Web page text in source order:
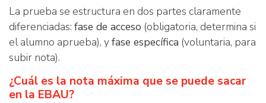
La prueba se estructura en dos partes claramente
diferenciadas: fase de acceso (obligatoria, determina si
el alumno aprueba), yfase específica (voluntaria, para
subir nota).
¿Cuál es la nota máxima que se puede sacar
en la EBAU?